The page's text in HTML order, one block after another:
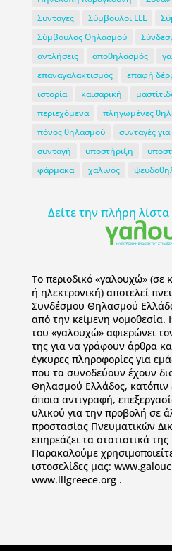
Συνταγές
Σύμβουλοι LLL
Σύμβουλος Θηλασμού
αντλήσεις
αποθηλασμός
επαναγαλακτισμός
επαφή
ιστορία
καισαρική
περιεχόμενα
πληγωμένες
πόνος θηλασμού
συνταγές
συνταγή
υποστήριξη
φάρμακα
χαλινός
Δείτε την πλήρη
To περιοδικό «γαλουχώ»
ή ηλεκτρονική) αποτελεί
Συνδέσμου Θηλασμού
από την κείμενη
του «γαλουχώ» αφιερώνει
της για να γράφουν άρθρα
έγκυρες πληροφορίες για
που τα συνοδεύουν έχουν
Θηλασμού Ελλάδος, κατόπιν
όποια αντιγραφή,
υλικού για την προβολή σε
προστασίας Πνευματικών
επηρεάζει τα στατιστικά
Παρακαλούμε
ιστοσελίδες μας:
www.lllgreece.org .